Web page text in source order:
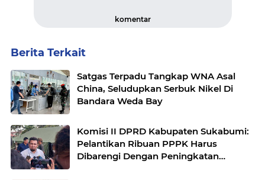
komentar
Berita Terkait
Satgas Terpadu Tangkap WNA Asal
China, Seludupkan Serbuk Nikel Di
Bandara Weda Bay
Komisi II DPRD Kabupaten Sukabumi:
Pelantikan Ribuan PPPK Harus
Dibarengi Dengan Peningkatan